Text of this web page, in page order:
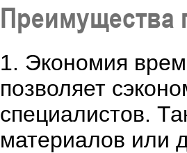
Преимущества
1. Экономия
позволяет
специалистов.
материалов или